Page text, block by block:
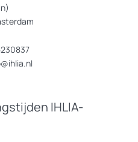
IHLIA-